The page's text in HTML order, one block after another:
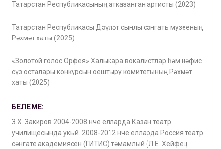
Татарстан Республикасының атказанган артисты (2023)
Татарстан Республикасы Дәүләт сынлы сәнгать музееның
Рәхмәт хаты (2025)
«Золотой голос Орфея» Халыкара вокалистлар һәм нәфис
сүз осталары конкурсын оештыру комитетының Рәхмәт
хаты (2025)
БЕЛЕМЕ:
З.Х. Закиров 2004-2008 нче елларда Казан театр
училищесында укый. 2008-2012 нче елларда Россия театр
сәнгате академиясен (ГИТИС) тәмамлый (Л.Е. Хейфец